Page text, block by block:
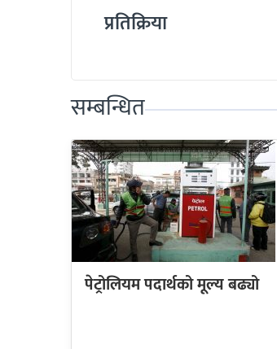
प्रतिक्रिया
सम्बन्धित
पेट्रोलियम पदार्थको मूल्य बढ्यो